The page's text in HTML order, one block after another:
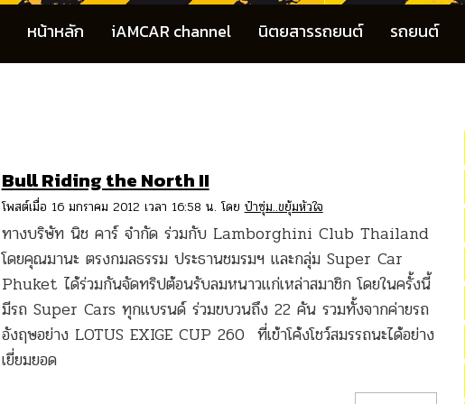
หน้าหลัก iAMCAR channel นิตยสารรถยนต์ รถยนต์
Bull Riding the North II
โพสต์เมื่อ 16 มกราคม 2012 เวลา 16:58 น. โดย ป๋าซุ่ม..ขยุ้มหัวใจ
ทางบริษัท นิช คาร์ จำกัด ร่วมกับ Lamborghini Club Thailand
โดยคุณมานะ ตรงกมลธรรม ประธานชมรมฯ และกลุ่ม Super Car
Phuket ได้ร่วมกันจัดทริปต้อนรับลมหนาวแก่เหล่าสมาชิก โดยในครั้งนี้
มีรถ Super Cars ทุกแบรนด์ ร่วมขบวนถึง 22 คัน รวมทั้งจากค่ายรถ
อังฤษอย่าง LOTUS EXIGE CUP 260 ที่เข้าโค้งโชว์สมรรถนะได้อย่าง
เยี่ยมยอด